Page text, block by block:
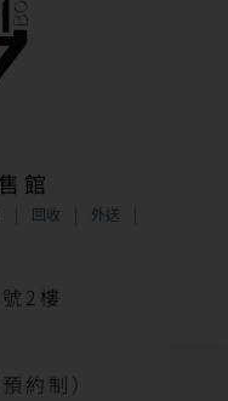
館
回收 外送
2樓
約制）